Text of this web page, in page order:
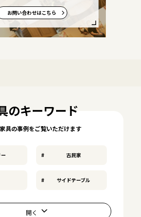
お問い合わせはこちら
のキーワード
具の事例をご覧いただけます
古民家
サイドテーブル